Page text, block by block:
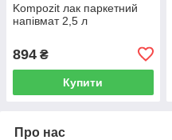
Kompozit лак паркетний
напівмат 2,5 л
894 ₴
Купити
Про нас